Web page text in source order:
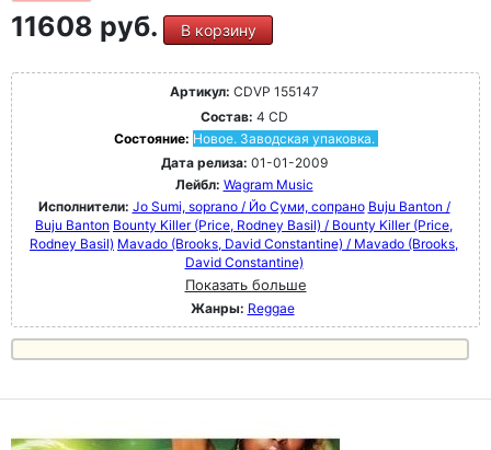
11608 руб. В корзину
Артикул: CDVP 155147
Состав: 4 CD
Состояние: Новое. Заводская упаковка.
Дата релиза: 01-01-2009
Лейбл: Wagram Music
Исполнители: Jo Sumi, soprano / Йо Суми, сопрано Buju Banton /
Buju Banton Bounty Killer (Price, Rodney Basil) / Bounty Killer (Price,
Rodney Basil) Mavado (Brooks, David Constantine) / Mavado (Brooks,
David Constantine)
Показать больше
Жанры: Reggae